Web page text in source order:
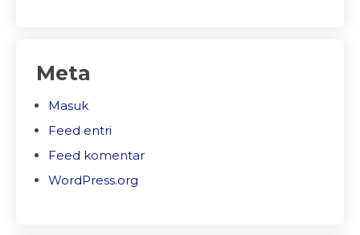
Meta
Masuk
Feed entri
Feed komentar
WordPress.org